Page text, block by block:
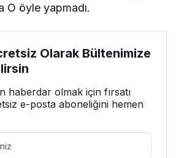
O öyle yapmadı.
Olarak Bültenimize
haberdar olmak için fırsatı
e-posta aboneliğini hemen